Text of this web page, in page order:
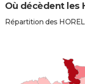
Où décèdent les
Répartition des